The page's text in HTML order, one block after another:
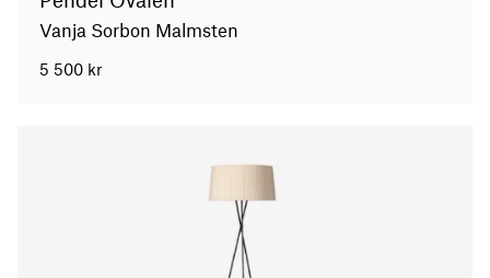
Vanja Sorbon Malmsten
5 500 kr